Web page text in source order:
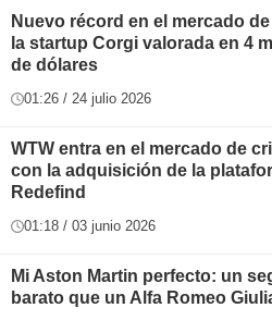
Nuevo récord en el mercado
la startup Corgi valorada en 4
de dólares
01:26 / 24 julio 2026
WTW entra en el mercado de
con la adquisición de la
Redefind
01:18 / 03 junio 2026
Mi Aston Martin perfecto: un
barato que un Alfa Romeo